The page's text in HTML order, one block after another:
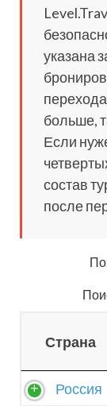
указана
больше,
Если
состав
после
Страна
Россия